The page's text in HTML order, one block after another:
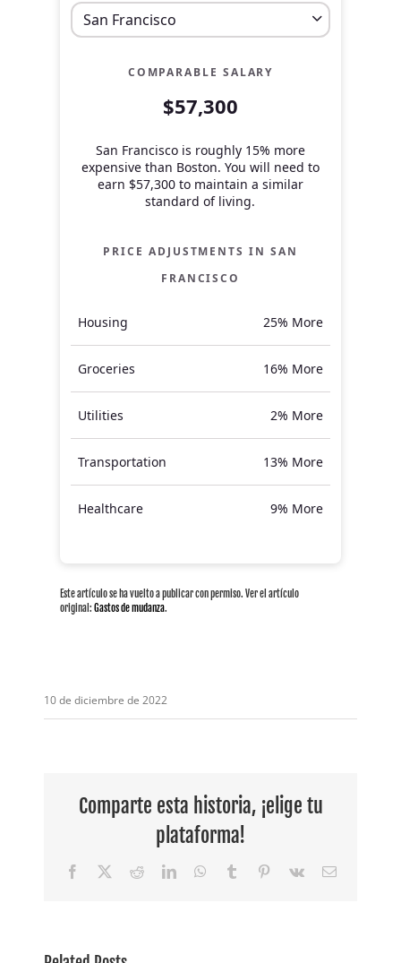
COMPARABLE SALARY
$57,300
San Francisco is roughly 15% more
expensive than Boston. You will need to
earn $57,300to maintain a similar
standard of living.
PRICE ADJUSTMENTS IN SAN
FRANCISCO
Housing 25% More
Groceries 16% More
Utilities 2% More
Transportation 13% More
Healthcare 9% More
Este artículo se ha vuelto a publicar con permiso. Ver el artículo
original: Gastos de mudanza.
10 de diciembre de 2022
Comparte esta historia, ¡elige tu
plataforma!
Facebook RedditLinkedInWhatsApp
Tumblr Pinterest
Vk Email
destacada: